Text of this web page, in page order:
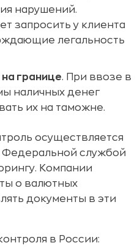
нарушений.
запросить у клиента
легальность
границе. При ввозе в
наличных денег
их на таможне.
осуществляется
службой
Компании
о валютных
документы в эти
в России: